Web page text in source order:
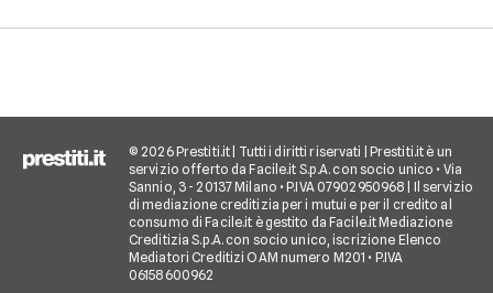
pagare. Scopri
© 2026 Prestiti.it | Tutti i diritti riservati | Prestiti.it è un
servizio offerto da Facile.it S.p.A. con socio unico • Via
Sannio, 3 - 20137 Milano • P.IVA 07902950968 | Il servizio
di mediazione creditizia per i mutui e per il credito al
consumo di Facile.it è gestito da Facile.it Mediazione
Creditizia S.p.A. con socio unico, iscrizione Elenco
Mediatori Creditizi OAM numero M201 • P.IVA
06158600962